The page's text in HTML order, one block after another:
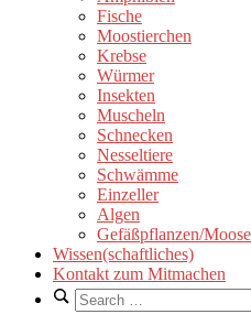
Fische
Moostierchen
Krebse
Würmer
Insekten
Muscheln
Schnecken
Nesseltiere
Schwämme
Einzeller
Algen
Gefäßpflanzen/Moose
Wissen(schaftliches)
Kontakt zum Mitmachen
Search
for: